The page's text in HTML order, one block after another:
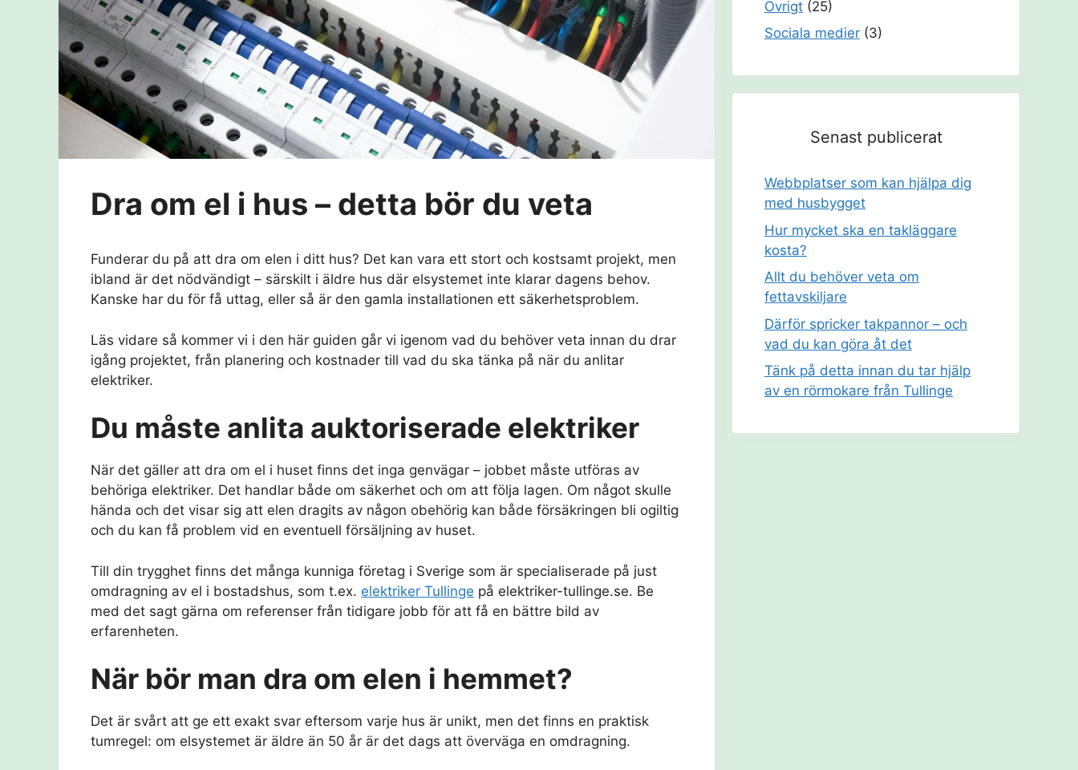
Dra om el i hus – detta bör du veta
Funderar du på att dra om elen i ditt hus? Det kan vara ett stort och kostsamt projekt, men
ibland är det nödvändigt – särskilt i äldre hus där elsystemet inte klarar dagens behov.
Kanske har du för få uttag, eller så är den gamla installationen ett säkerhetsproblem.
Läs vidare så kommer vi i den här guiden går vi igenom vad du behöver veta innan du drar
igång projektet, från planering och kostnader till vad du ska tänka på när du anlitar
elektriker.
Du måste anlita auktoriserade elektriker
När det gäller att dra om el i huset finns det inga genvägar – jobbet måste utföras av
behöriga elektriker. Det handlar både om säkerhet och om att följa lagen. Om något skulle
hända och det visar sig att elen dragits av någon obehörig kan både försäkringen bli ogiltig
och du kan få problem vid en eventuell försäljning av huset.
Till din trygghet finns det många kunniga företag i Sverige som är specialiserade på just
omdragning av el i bostadshus, som t.ex. elektriker Tullinge på elektriker-tullinge.se. Be
med det sagt gärna om referenser från tidigare jobb för att få en bättre bild av
erfarenheten.
När bör man dra om elen i hemmet?
Det är svårt att ge ett exakt svar eftersom varje hus är unikt, men det finns en praktisk
tumregel: om elsystemet är äldre än 50 år är det dags att överväga en omdragning.
Övrigt (25)
Sociala medier (3)
Senast publicerat
Webbplatser som kan hjälpa dig
med husbygget
Hur mycket ska en takläggare
kosta?
Allt du behöver veta om
fettavskiljare
Därför spricker takpannor – och
vad du kan göra åt det
Tänk på detta innan du tar hjälp
av en rörmokare från Tullinge